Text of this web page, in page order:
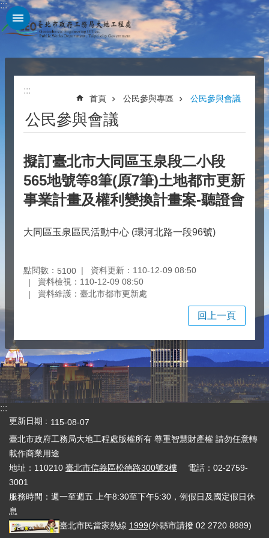
跳到主要內容區塊
:::
:::
首頁 公民參與專區 公民參與會議
公民參與會議
擬訂臺北市大同區玉泉段二小段
565地號等8筆(原7筆)土地都市更新
事業計畫及權利變換計畫案-聽證會
大同區玉泉區民活動中心 (環河北路一段96號)
點閱數： 5100
資料更新：110-12-09 08:50
資料檢視：110-12-09 08:50
資料維護：臺北市都市更新處
回上一頁
:::
更新日期
115-08-07
臺北市政府工務局大地工程處版權所有 尊重智慧財產權 請勿任意轉
載作商業用途
地址：110210 臺北市信義區松德路300號3樓 電話：02-2759-
3001
服務時間：週一至週五 上午8:30至下午5:30，例假日及國定假日休
息
臺北市民當家熱線 1999(外縣市請撥 02 2720 8889)